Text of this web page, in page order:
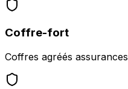
Coffre-fort
Coffres agréés assurances